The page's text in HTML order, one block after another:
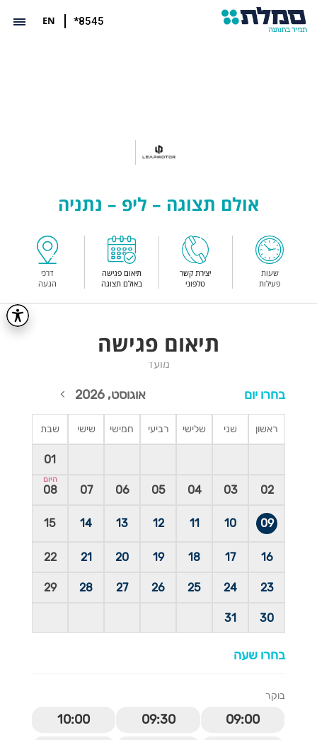
*8545
EN
אולם תצוגה – ליפ – נתניה
שעות
פעילות
יצירת קשר
טלפוני
תיאום פגישה
באולם תצוגה
דרכי
הגעה
תיאום פגישה